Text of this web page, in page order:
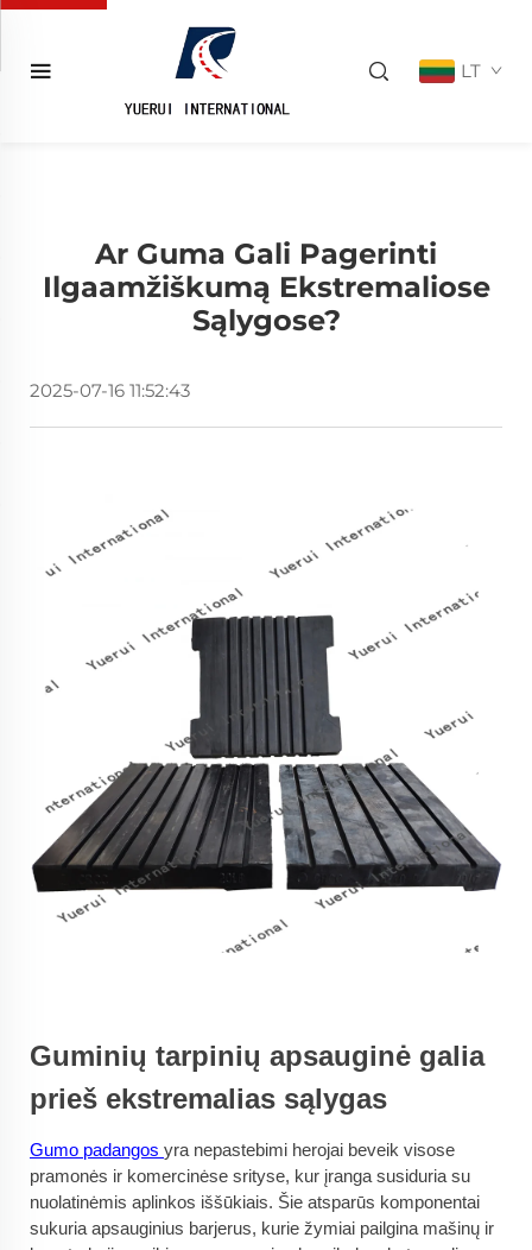
LT
Ar Guma Gali Pagerinti
Ilgaamžiškumą Ekstremaliose
Sąlygose?
2025-07-16 11:52:43
Guminių tarpinių apsauginė galia
prieš ekstremalias sąlygas
Gumo padangos yra nepastebimi herojai beveik visose
pramonės ir komercinėse srityse, kur įranga susiduria su
nuolatinėmis aplinkos iššūkiais. Šie atsparūs komponentai
sukuria apsauginius barjerus, kurie žymiai pailgina mašinų ir